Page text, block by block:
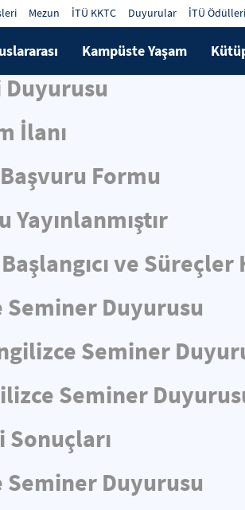
Mezun İTÜ KKTC Duyurular İTÜ Ödülleri
Kampüste Yaşam
İlanı
Formu
Yayınlanmıştır
ve Süreçler
Seminer Duyurusu
Seminer
Seminer
Sonuçları
Seminer Duyurusu